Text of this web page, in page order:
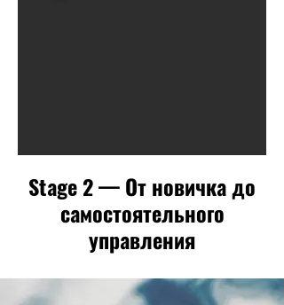
Stage 2 — От новичка до
самостоятельного
управления